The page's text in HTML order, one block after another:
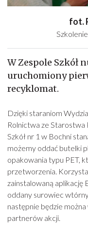
fot.
W Zespole Szkół
uruchomiony
recyklomat.
Dzięki staraniom
Rolnictwa ze
Szkół nr 1 w Bochni
możemy oddać butelki
opakowania typu PET,
przetworzenia.
zainstalowaną aplikację
oddany surowiec
następnie będzie
partnerów akcji.